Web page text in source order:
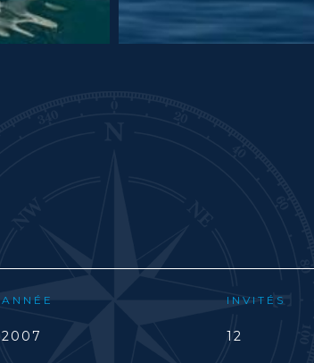
ANNÉE
2007
INVITÉS
12